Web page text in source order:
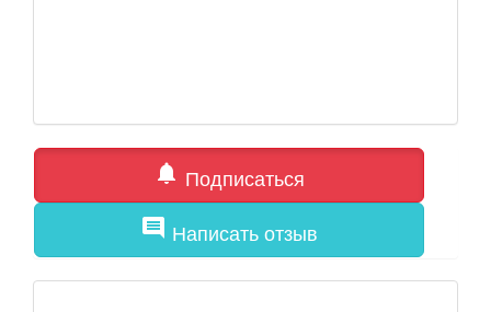
notifications Подписаться
comment Написать отзыв